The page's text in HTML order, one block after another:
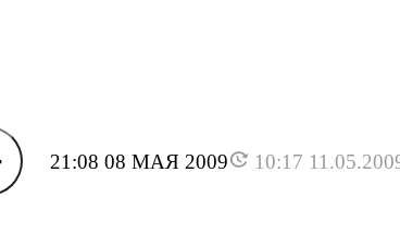
21:08 08 МАЯ 2009 10:17